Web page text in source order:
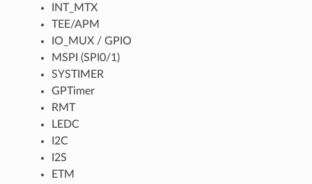
INT_MTX
TEE/APM
IO_MUX / GPIO
MSPI (SPI0/1)
SYSTIMER
GPTimer
RMT
LEDC
I2C
I2S
ETM